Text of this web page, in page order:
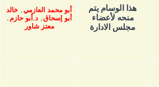
هذا الوسام يتم
منحه لأعضاء
مجلس الادارة
أبو محمد العازمي
خالد
أبو إسحاق
,د.أبو حازم
معتز شاور